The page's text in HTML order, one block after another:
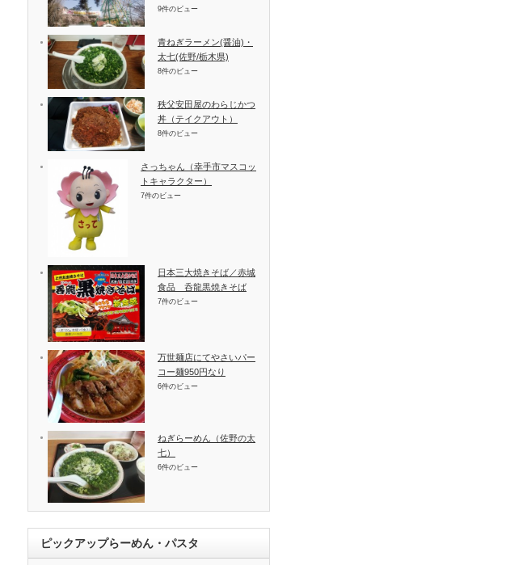
9件のビュー
青ねぎラーメン(醤油)・
太七(佐野/栃木県)
8件のビュー
秩父安田屋のわらじかつ
丼（テイクアウト）
8件のビュー
さっちゃん（幸手市マスコッ
トキャラクター）
7件のビュー
日本三大焼きそば／赤城
食品 呑龍黒焼きそば
7件のビュー
万世麺店にてやさいパー
コー麺950円なり
6件のビュー
ねぎらーめん（佐野の太
七）
6件のビュー
ピックアップらーめん・パスタ